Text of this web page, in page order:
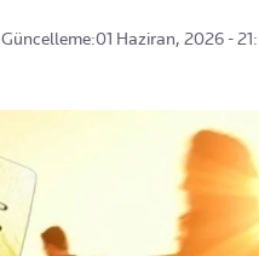
Güncelleme:01 Haziran, 2026 -